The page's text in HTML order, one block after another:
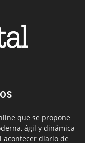
que se propone
ágil y dinámica
diario de